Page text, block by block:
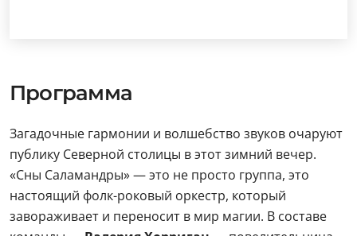
Программа
Загадочные гармонии и волшебство звуков очаруют
публику Северной столицы в этот зимний вечер.
«Сны Саламандры» — это не просто группа, это
настоящий фолк-роковый оркестр, который
завораживает и переносит в мир магии. В составе